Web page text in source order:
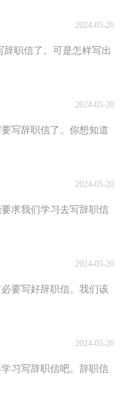
2024-05-20
职信了。可是怎样写出
2024-05-20
写辞职信了。你想知道
2024-05-20
求我们学习去写辞职信
2024-05-20
要写好辞职信。我们该
2024-05-20
习写辞职信吧。辞职信